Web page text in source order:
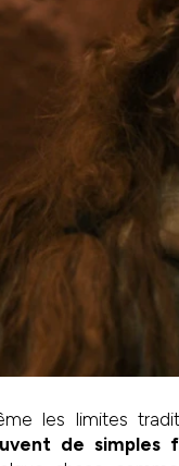
les limites
de simples